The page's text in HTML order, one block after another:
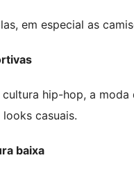
em especial as
hip-hop, a
casuais.
baixa